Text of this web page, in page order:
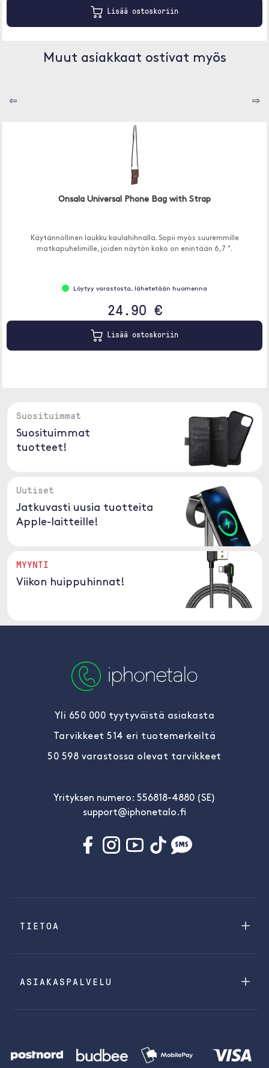
Lisää ostoskoriin
Muut asiakkaat ostivat myös
⇦ ⇨
Onsala Universal Phone Bag with Strap
Käytännöllinen laukku kaulahihnalla. Sopii myös suuremmille
matkapuhelimille, joiden näytön koko on enintään 6,7 ".
Löytyy varastosta, lähetetään huomenna
24.90 €
Lisää ostoskoriin
Suosituimmat
Suosituimmat
tuotteet!
Uutiset
Jatkuvasti uusia tuotteita
Apple-laitteille!
MYYNTI
Viikon huippuhinnat!
Yli 650 000 tyytyväistä asiakasta
Tarvikkeet 514 eri tuotemerkeiltä
50 598 varastossa olevat tarvikkeet
Yrityksen numero: 556818-4880 (SE)
support@iphonetalo.fi
TIETOA
ASIAKASPALVELU